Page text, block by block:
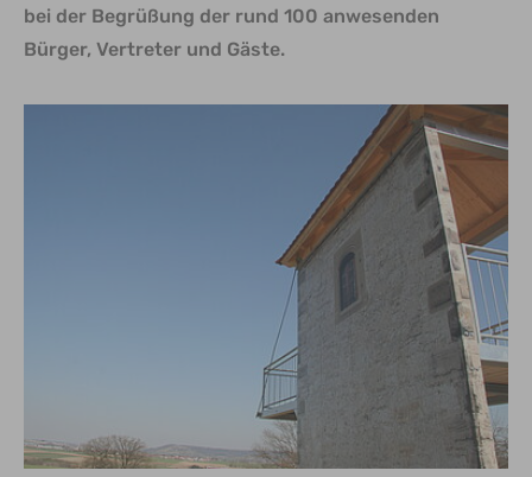
bei der Begrüßung der rund 100 anwesenden
Bürger, Vertreter und Gäste.